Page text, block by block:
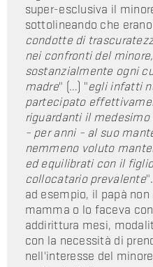
super-esclusiva il
sottolineando che
condotte di
nei confronti del
sostanzialmente ogni
madre" (…) "egli infatti
partecipato
riguardanti il
– per anni – al suo
nemmeno voluto
ed equilibrati con il
collocatario prevalente
ad esempio, il papà
mamma o lo faceva
addirittura mesi,
con la necessità di
nell'interesse del